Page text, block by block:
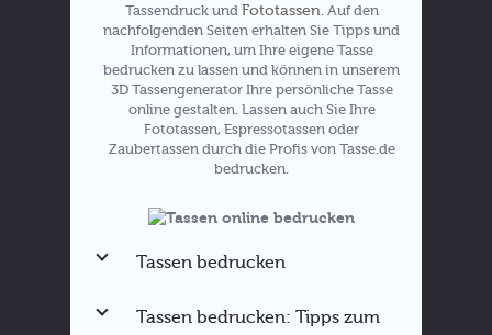
Tassendruck und Fototassen. Auf den
nachfolgenden Seiten erhalten Sie Tipps und
Informationen, um Ihre eigene Tasse
bedrucken zu lassen und können in unserem
3D Tassengenerator Ihre persönliche Tasse
online gestalten. Lassen auch Sie Ihre
Fototassen, Espressotassen oder
Zaubertassen durch die Profis von Tasse.de
bedrucken.
Tassen bedrucken
Tassen bedrucken: Tipps zum